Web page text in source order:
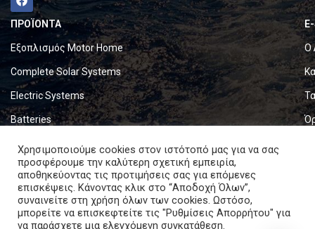
ΠΡΟΪΟΝΤΑ
Εξοπλισμός Motor Home
Complete Solar Systems
Electric Systems
Batteries
Set & Fold Solar Panels
Marine Equipment
Ο
Copyright © 2024. All rights reserved.
Χρησιμοποιούμε cookies στον ιστότοπό μας για να σας
προσφέρουμε την καλύτερη σχετική εμπειρία,
αποθηκεύοντας τις προτιμήσεις σας για επόμενες
επισκέψεις. Κάνοντας κλικ στο “Αποδοχή Όλων”,
συναινείτε στη χρήση όλων των cookies. Ωστόσο,
μπορείτε να επισκεφτείτε τις "Ρυθμίσεις Απορρήτου" για
να παράσχετε μια ελεγχόμενη συγκατάθεση.